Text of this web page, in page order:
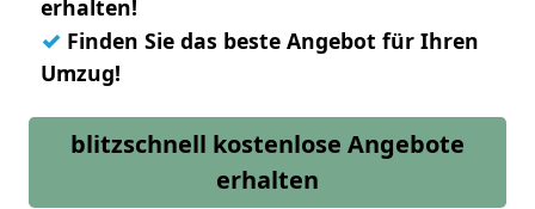
erhalten!
✓ Finden Sie das beste Angebot für Ihren
Umzug!
blitzschnell kostenlose Angebote
erhalten